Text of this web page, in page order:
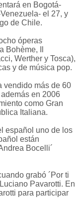
en Bogotá-
el 27, y
de Chile.
óperas
Bohème, Il
Werther y Tosca),
y de música pop.
vendido más de 60
en 2006
como Gran
Italiana.
español uno de los
están
Bocelli´
grabó ´Por ti
Pavarotti. En
para participar